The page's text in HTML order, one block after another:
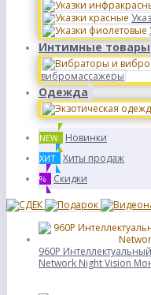
Интимные товары
вибромассажеры
Одежда
NEW Новинки
ХИТ Хиты продаж
% Скидки
960P
Network Night Vision